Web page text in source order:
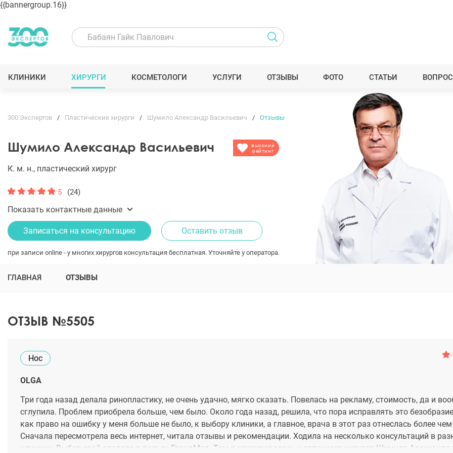
{{bannergroup.16}}
КЛИНИКИ ХИРУРГИ КОСМЕТОЛОГИ УСЛУГИ ОТЗЫВЫ ФОТО СТАТЬИ
300 Экспертов Пластические хирурги Шумило Александр Васильевич Отзывы
Шумило Александр Васильевич
высокий
рейтинг
К. м. н., пластический хирург
5 (24)
Показать контактные данные
Записаться на консультацию Оставить отзыв
при записи online - у многих хирургов консультация бесплатная. Уточняйте у оператора.
ГЛАВНАЯ ОТЗЫВЫ
ОТЗЫВ №5505
Нос
OLGA
Три года назад делала ринопластику, не очень удачно, мягко сказать. Повелась на рекламу, стоимость, да и
сглупила. Проблем приобрела больше, чем было. Около года назад, решила, что пора исправлять это
как право на ошибку у меня больше не было, к выбору клиники, а главное, врача в этот раз отнеслась более чем
Сначала пересмотрела весь интернет, читала отзывы и рекомендации. Ходила на несколько консультаций в
клиники. Выбор свой сделала в пользу ГрандМед. Там я оперировалась у отличного хирурга Шумило Александра